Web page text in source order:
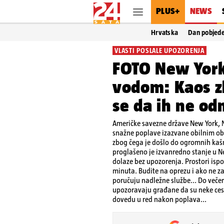
PLUS+ NEWS
Hrvatska Dan
VLASTI POSLALE UPOZORENJA
FOTO New
vodom: Kaos
se da ih ne
Američke savezne države New
snažne poplave izazvane obilnim
zbog čega je došlo do ogromnih
proglašeno je izvanredno stanje u
dolaze bez upozorenja. Prostori
minuta. Budite na oprezu i ako ne
poručuju nadležne službe... Do
upozoravaju građane da su neke
dovedu u red nakon poplava...